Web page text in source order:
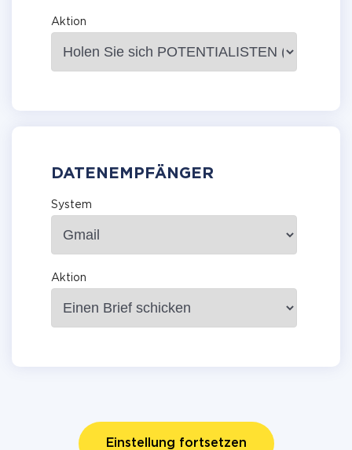
Aktion
DATENEMPFÄNGER
System
Aktion
Einstellung fortsetzen